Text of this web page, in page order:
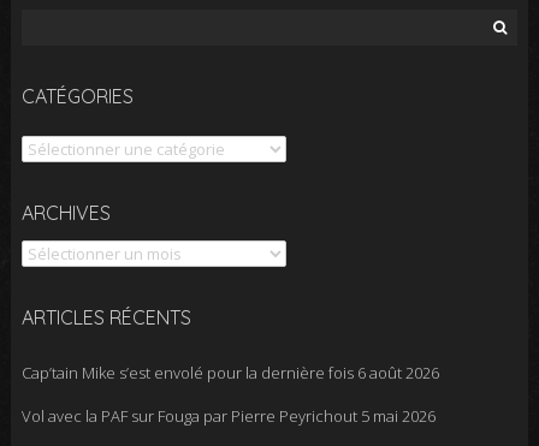
CATÉGORIES
Catégories
ARCHIVES
Archives
ARTICLES RÉCENTS
Cap’tain Mike s’est envolé pour la dernière fois 6 août 2026
Vol avec la PAF sur Fouga par Pierre Peyrichout 5 mai 2026